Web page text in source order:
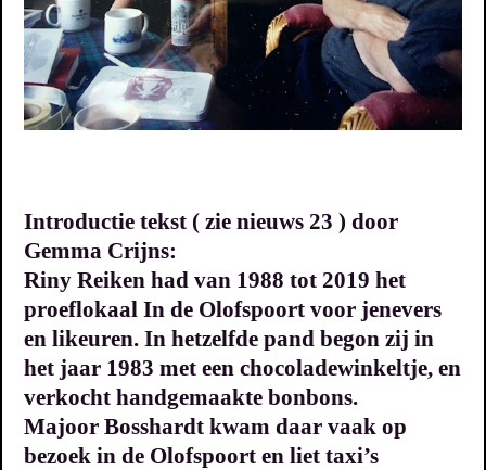
Introductie tekst ( zie nieuws 23 ) door
Gemma Crijns:
Riny Reiken had van 1988 tot 2019 het
proeflokaal In de Olofspoort voor jenevers
en likeuren. In hetzelfde pand begon zij in
het jaar 1983 met een chocoladewinkeltje, en
verkocht handgemaakte bonbons.
Majoor Bosshardt kwam daar vaak op
bezoek in de Olofspoort en liet taxi’s